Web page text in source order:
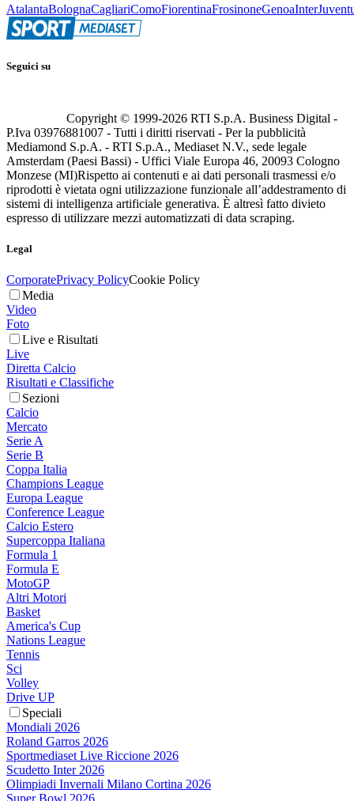
AtalantaBolognaCagliariComoFiorentinaFrosinoneGenoaInter
Seguici su
Copyright © 1999-2026 RTI S.p.A. Business Digital -
P.Iva 03976881007 - Tutti i diritti riservati - Per la pubblicità
Mediamond S.p.A. - RTI S.p.A., Mediaset N.V., sede legale
Amsterdam (Paesi Bassi) - Uffici Viale Europa 46, 20093 Cologno
Monzese (MI)Rispetto ai contenuti e ai dati personali trasmessi e/o
riprodotti è vietata ogni utilizzazione funzionale all’addestramento di
sistemi di intelligenza artificiale generativa. È altresì fatto divieto
espresso di utilizzare mezzi automatizzati di data scraping.
Legal
CorporatePrivacy PolicyCookie Policy
Media
Video
Foto
Live e Risultati
Live
Diretta Calcio
Risultati e Classifiche
Sezioni
Calcio
Mercato
Serie A
Serie B
Coppa Italia
Champions League
Europa League
Conference League
Calcio Estero
Supercoppa Italiana
Formula 1
Formula E
MotoGP
Altri Motori
Basket
America's Cup
Nations League
Tennis
Sci
Volley
Drive UP
Speciali
Mondiali 2026
Roland Garros 2026
Sportmediaset Live Riccione 2026
Scudetto Inter 2026
Olimpiadi Invernali Milano Cortina 2026